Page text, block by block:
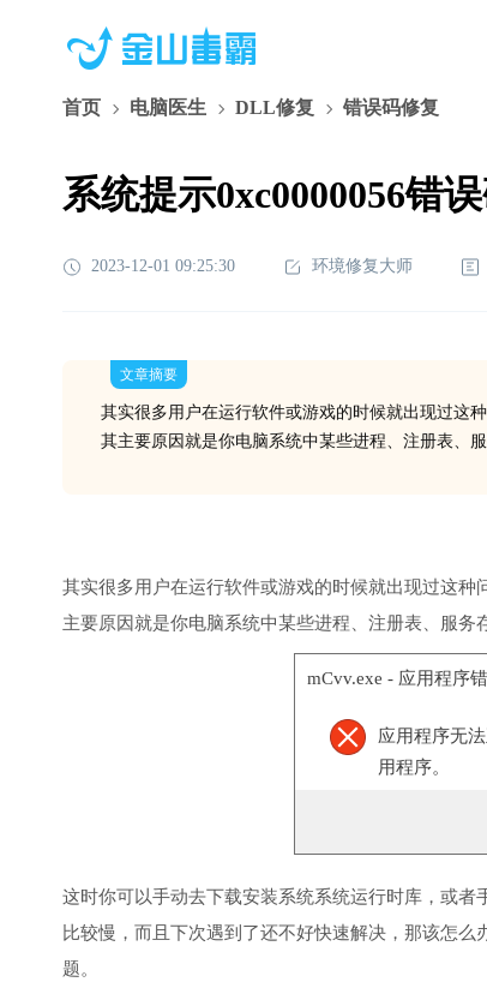
首页 电脑医生 DLL修复 错误码修复
系统提示0xc0000056错
2023-12-01 09:25:30 环境修复大师
文章摘要
其实很多用户在运行软件或游戏的时候就出现过这
其主要原因就是你电脑系统中某些进程、注册表、
其实很多用户在运行软件或游戏的时候就出现过这
主要原因就是你电脑系统中某些进程、注册表、服务
mCvv.exe - 应用程序
应用程序无
用程序。
这时你可以手动去下载安装系统系统运行时库，或
比较慢，而且下次遇到了还不好快速解决，那该怎
题。